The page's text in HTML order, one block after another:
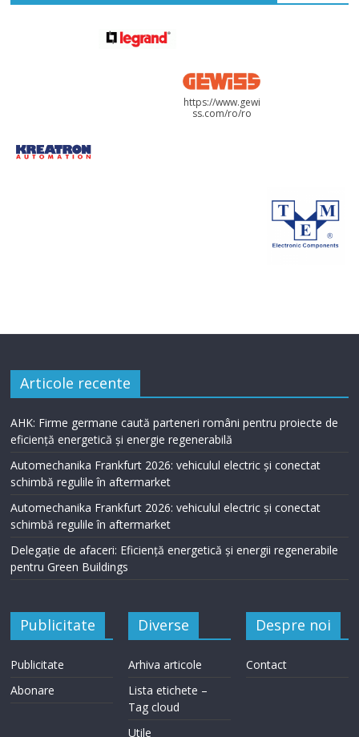
https://www.gewi
ss.com/ro/ro
Articole recente
AHK: Firme germane caută parteneri români pentru proiecte de
eficiență energetică și energie regenerabilă
Automechanika Frankfurt 2026: vehiculul electric și conectat
schimbă regulile în aftermarket
Automechanika Frankfurt 2026: vehiculul electric și conectat
schimbă regulile în aftermarket
Delegație de afaceri: Eficiență energetică și energii regenerabile
pentru Green Buildings
Publicitate
Publicitate
Abonare
Diverse
Arhiva articole
Lista etichete –
Tag cloud
Utile
Despre noi
Contact